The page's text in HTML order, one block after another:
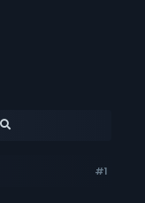
#1